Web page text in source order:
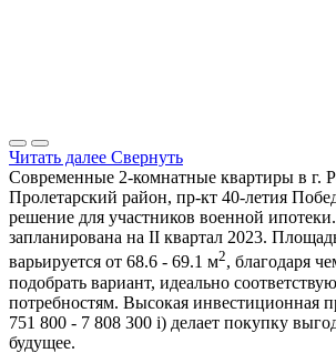
Читать далее Свернуть
Современные 2-комнатные квартиры в г.
Пролетарский район, пр-кт 40-летия
решение для участников военной
запланирована на II квартал 2023.
варьируется от 68.6 - 69.1 м2, благодаря
подобрать вариант, идеально
потребностям. Высокая инвестиционная
751 800 - 7 808 300 i) делает покупку
будущее.